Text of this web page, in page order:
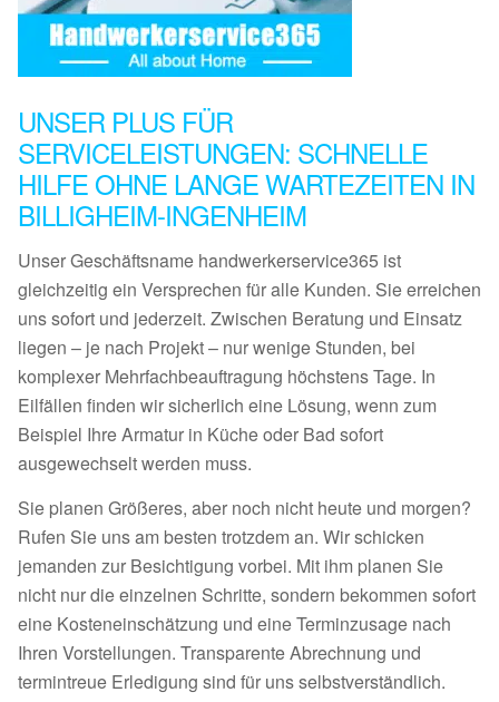
UNSER PLUS FÜR
SERVICELEISTUNGEN: SCHNELLE
HILFE OHNE LANGE WARTEZEITEN IN
BILLIGHEIM-INGENHEIM
Unser Geschäftsname handwerkerservice365 ist
gleichzeitig ein Versprechen für alle Kunden. Sie erreichen
uns sofort und jederzeit. Zwischen Beratung und Einsatz
liegen – je nach Projekt – nur wenige Stunden, bei
komplexer Mehrfachbeauftragung höchstens Tage. In
Eilfällen finden wir sicherlich eine Lösung, wenn zum
Beispiel Ihre Armatur in Küche oder Bad sofort
ausgewechselt werden muss.
Sie planen Größeres, aber noch nicht heute und morgen?
Rufen Sie uns am besten trotzdem an. Wir schicken
jemanden zur Besichtigung vorbei. Mit ihm planen Sie
nicht nur die einzelnen Schritte, sondern bekommen sofort
eine Kosteneinschätzung und eine Terminzusage nach
Ihren Vorstellungen. Transparente Abrechnung und
termintreue Erledigung sind für uns selbstverständlich.